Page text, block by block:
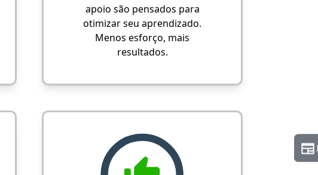
apoio são pensados para
otimizar seu aprendizado.
Menos esforço, mais
resultados.